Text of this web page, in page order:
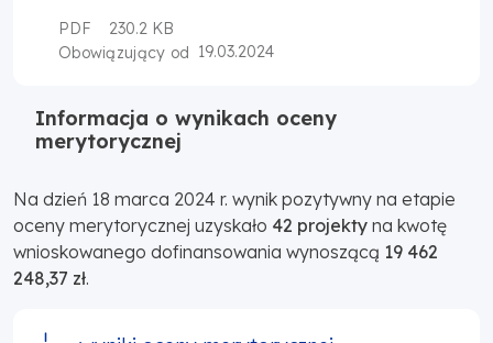
PDF
230.2 KB
Obowiązujący od 19.03.2024
Informacja o wynikach oceny
merytorycznej
Na dzień 18 marca 2024 r. wynik pozytywny na etapie
oceny merytorycznej uzyskało 42 projekty na kwotę
wnioskowanego dofinansowania wynoszącą 19 462
248,37 zł.